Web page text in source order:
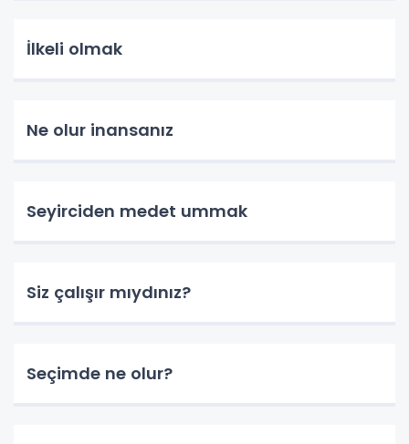
İlkeli olmak
Ne olur inansanız
Seyirciden medet ummak
Siz çalışır mıydınız?
Seçimde ne olur?